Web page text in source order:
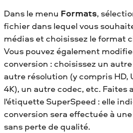
Dans le menu Formats,
fichier dans lequel vous
médias et choisissez le format
Vous pouvez également
conversion : choisissez un
autre résolution (y compris HD,
4K), un autre codec, etc. Faites
l'étiquette SuperSpeed : elle
conversion sera effectuée à
sans perte de qualité.